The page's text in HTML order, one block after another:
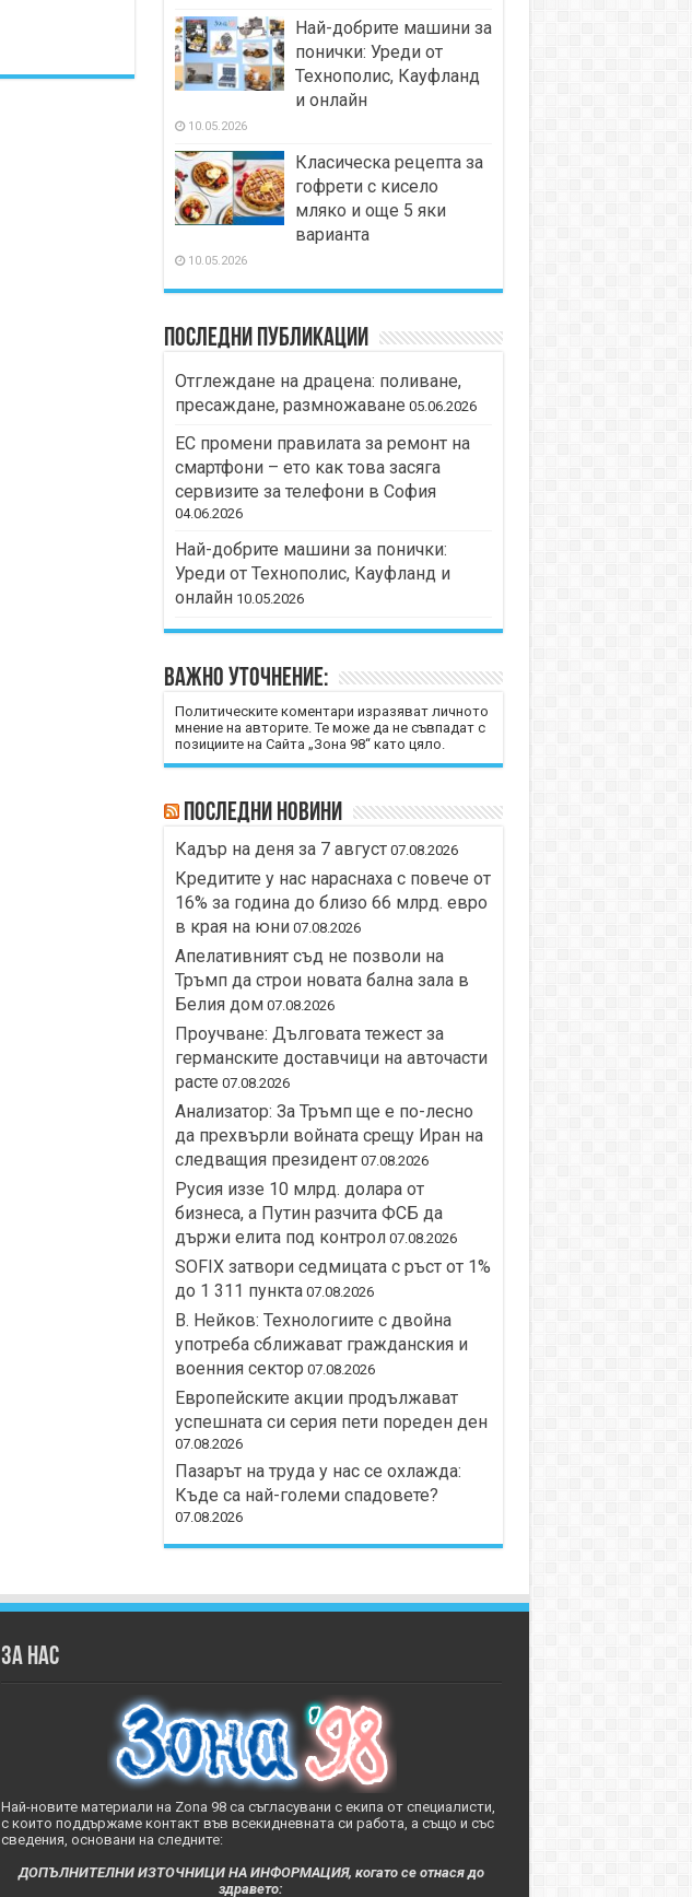
Най-добрите машини за
понички: Уреди от
Технополис, Кауфланд
и онлайн
10.05.2026
Класическа рецепта за
гофрети с кисело
мляко и още 5 яки
варианта
10.05.2026
Последни публикации
Отглеждане на драцена: поливане,
пресаждане, размножаване 05.06.2026
ЕС промени правилата за ремонт на
смартфони – ето как това засяга
сервизите за телефони в София
04.06.2026
Най-добрите машини за понички:
Уреди от Технополис, Кауфланд и
онлайн 10.05.2026
Важно уточнение:
Политическите коментари изразяват личното
мнение на авторите. Те може да не съвпадат с
позициите на Сайта „Зона 98“ като цяло.
Последни новини
Кадър на деня за 7 август 07.08.2026
Кредитите у нас нараснаха с повече от
16% за година до близо 66 млрд. евро
в края на юни 07.08.2026
Апелативният съд не позволи на
Тръмп да строи новата бална зала в
Белия дом 07.08.2026
Проучване: Дълговата тежест за
германските доставчици на авточасти
расте 07.08.2026
Анализатор: За Тръмп ще е по-лесно
да прехвърли войната срещу Иран на
следващия президент 07.08.2026
Русия иззе 10 млрд. долара от
бизнеса, а Путин разчита ФСБ да
държи елита под контрол 07.08.2026
SOFIX затвори седмицата с ръст от 1%
до 1 311 пункта 07.08.2026
В. Нейков: Технологиите с двойна
употреба сближават гражданския и
военния сектор 07.08.2026
Европейските акции продължават
успешната си серия пети пореден ден
07.08.2026
Пазарът на труда у нас се охлажда:
Къде са най-големи спадовете?
07.08.2026
За нас
Най-новите материали на Zona 98 са съгласувани с екипа от специалисти,
с които поддържаме контакт във всекидневната си работа, а също и със
сведения, основани на следните:
ДОПЪЛНИТЕЛНИ ИЗТОЧНИЦИ НА ИНФОРМАЦИЯ, когато се отнася до
здравето: